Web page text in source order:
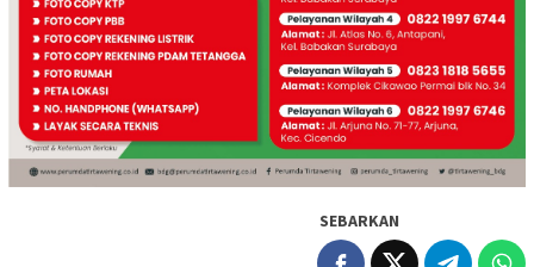
SEBARKAN